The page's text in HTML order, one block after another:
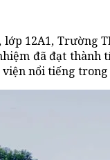
12A1, Trường
đã đạt thành
nổi tiếng trong